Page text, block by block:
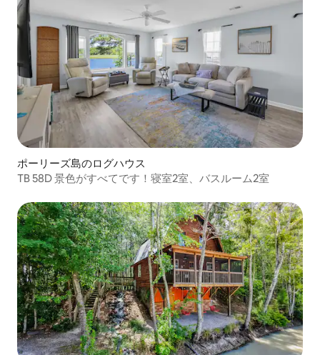
ポーリーズ島のログハウス
TB 58D 景色がすべてです！寝室2室、バスルーム2室